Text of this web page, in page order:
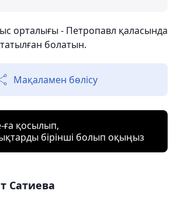
орталығы - Петропавл қаласында
болатын.
Мақаламен бөлісу
ға қосылып,
бірінші болып оқыңыз
Сатиева